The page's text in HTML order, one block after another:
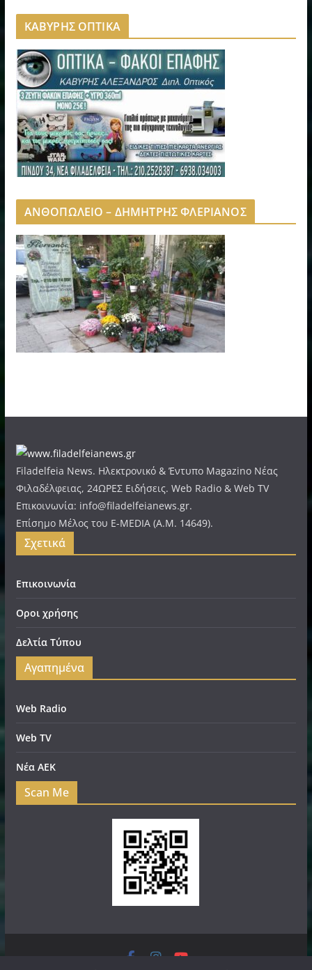
ΚΑΒΥΡΗΣ ΟΠΤΙΚΑ
ΑΝΘΟΠΩΛΕΙΟ – ΔΗΜΗΤΡΗΣ ΦΛΕΡΙΑΝΟΣ
Filadelfeia News. Ηλεκτρονικό & Έντυπο Magazino Νέας
Φιλαδέλφειας, 24ΩΡΕΣ Ειδήσεις. Web Radio & Web TV
Επικοινωνία: info@filadelfeianews.gr.
Επίσημο Μέλος του E-MEDIA (A.M. 14649).
Σχετικά
Επικοινωνία
Οροι χρήσης
Δελτία Τύπου
Αγαπημένα
Web Radio
Web TV
Νέα ΑΕΚ
Scan Me